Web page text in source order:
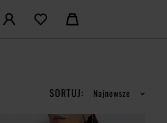
SORTUJ: Najnowsze